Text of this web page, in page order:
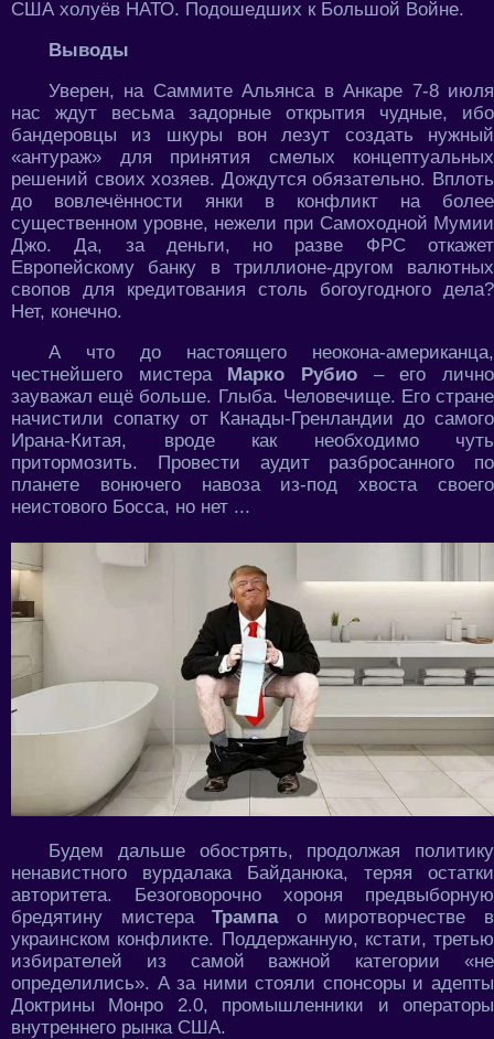
США холуёв НАТО. Подошедших к Большой Войне.
Выводы
Уверен, на Саммите Альянса в Анкаре 7-8 июля
нас ждут весьма задорные открытия чудные, ибо
бандеровцы из шкуры вон лезут создать нужный
«антураж» для принятия смелых концептуальных
решений своих хозяев. Дождутся обязательно. Вплоть
до вовлечённости янки в конфликт на более
существенном уровне, нежели при Самоходной Мумии
Джо. Да, за деньги, но разве ФРС откажет
Европейскому банку в триллионе-другом валютных
свопов для кредитования столь богоугодного дела?
Нет, конечно.
А что до настоящего неокона-американца,
честнейшего мистера Марко Рубио – его лично
зауважал ещё больше. Глыба. Человечище. Его стране
начистили сопатку от Канады-Гренландии до самого
Ирана-Китая, вроде как необходимо чуть
притормозить. Провести аудит разбросанного по
планете вонючего навоза из-под хвоста своего
неистового Босса, но нет ...
Будем дальше обострять, продолжая политику
ненавистного вурдалака Байданюка, теряя остатки
авторитета. Безоговорочно хороня предвыборную
бредятину мистераТрампа о миротворчестве в
украинском конфликте. Поддержанную, кстати, третью
избирателей из самой важной категории «не
определились». А за ними стояли спонсоры и адепты
Доктрины Монро 2.0, промышленники и операторы
внутреннего рынка США.